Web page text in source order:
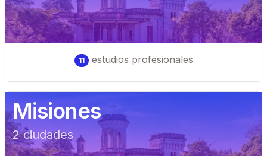
11 estudios profesionales
Misiones
2ciudades